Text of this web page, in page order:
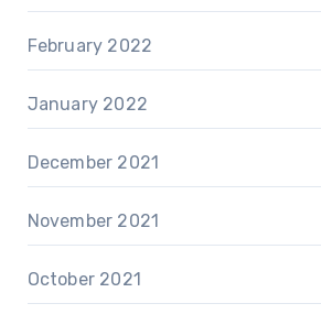
February 2022
January 2022
December 2021
November 2021
October 2021